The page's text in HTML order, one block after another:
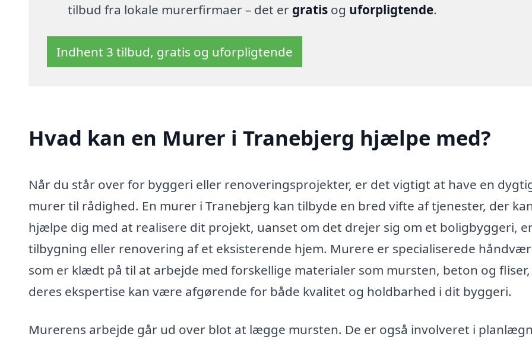
tilbud fra lokale murerfirmaer – det er gratisog uforpligtende.
Indhent 3 tilbud, gratis og uforpligtende
Hvad kan en Murer i Tranebjerg hjælpe med?
Når du står over for byggeri eller renoveringsprojekter, er det vigtigt at have en
murer til rådighed. En murer i Tranebjerg kan tilbyde en bred vifte af tjenester, der
hjælpe dig med at realisere dit projekt, uanset om det drejer sig om et boligbyggeri,
tilbygning eller renovering af et eksisterende hjem. Murere er specialiserede
som er klædt på til at arbejde med forskellige materialer som mursten, beton og
deres ekspertise kan være afgørende for både kvalitet og holdbarhed i dit byggeri.
Murerens arbejde går ud over blot at lægge mursten. De er også involveret i